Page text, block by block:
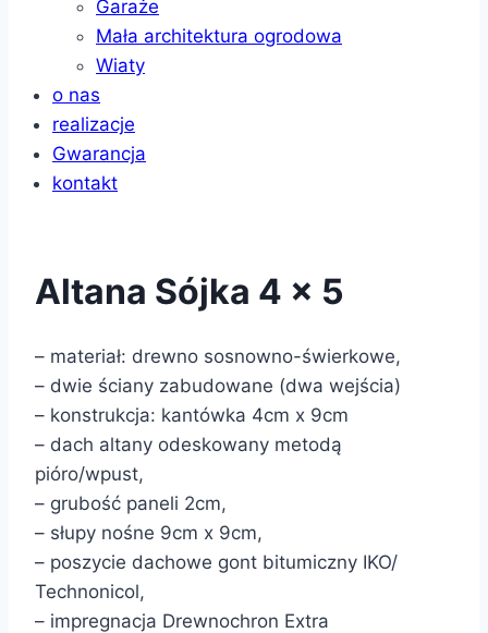
Garaże
Mała architektura ogrodowa
Wiaty
o nas
realizacje
Gwarancja
kontakt
Altana Sójka 4 x 5
– materiał: drewno sosnowno-świerkowe,
– dwie ściany zabudowane (dwa wejścia)
– konstrukcja: kantówka 4cm x 9cm
– dach altany odeskowany metodą
pióro/wpust,
– grubość paneli 2cm,
– słupy nośne 9cm x 9cm,
– poszycie dachowe gont bitumiczny IKO/
Technonicol,
– impregnacja Drewnochron Extra